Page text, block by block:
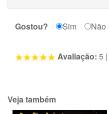
Gostou? Sim Não
Avaliação: 5 |
Veja também